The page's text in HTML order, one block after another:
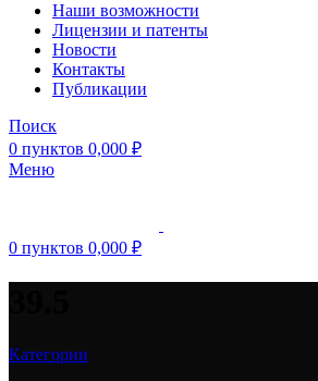
Наши возможности
Лицензии и патенты
Новости
Контакты
Публикации
Поиск
0 пунктов 0,000 ₽
Меню
0 пунктов 0,000 ₽
Категории